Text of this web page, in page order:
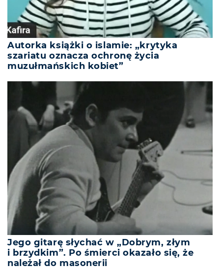
Autorka książki o islamie: „krytyka
szariatu oznacza ochronę życia
muzułmańskich kobiet”
Jego gitarę słychać w „Dobrym, złym
i brzydkim”. Po śmierci okazało się, że
należał do masonerii